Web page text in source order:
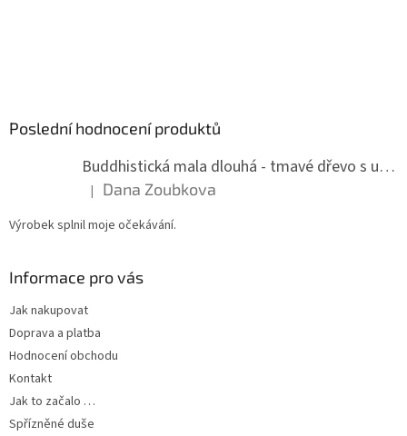
Poslední hodnocení produktů
Buddhistická mala dlouhá - tmavé dřevo s uzlíky 8 mm
Hodnocení produktu je 5 z 5 hvězdiček.
| Dana Zoubkova
Výrobek splnil moje očekávání.
Informace pro vás
Jak nakupovat
Doprava a platba
Hodnocení obchodu
Kontakt
Jak to začalo …
Spřízněné duše